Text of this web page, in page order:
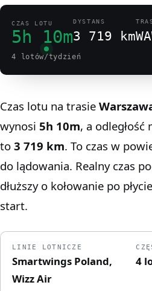
CZAS LOTU
5h 10m
DYSTANS
3 719 km
4 lotów/tydzień
Czas lotu na trasie
wynosi 5h 10m, a
to 3 719 km. To czas w
do lądowania. Realny czas
dłuższy o kołowanie po
start.
LINIE LOTNICZE
Smartwings Poland,
Wizz Air
4